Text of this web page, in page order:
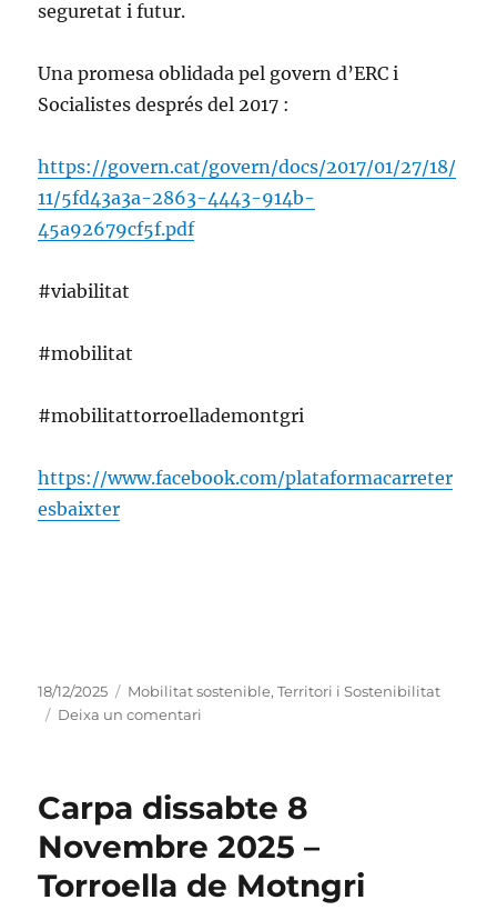
seguretat i futur.
Una promesa oblidada pel govern d’ERC i
Socialistes després del 2017 :
https://govern.cat/govern/docs/2017/01/27/18/
11/5fd43a3a-2863-4443-914b-
45a92679cf5f.pdf
#viabilitat
#mobilitat
#mobilitattorroellademontgri
https://www.facebook.com/plataformacarreter
esbaixter
Publicat
el
18/12/2025 Categories
Mobilitat sostenible,Territori i Sostenibilitat
Deixa un comentari
UN
OBLIDAT
Carpa dissabte 8
Novembre 2025 –
Torroella de Motngri